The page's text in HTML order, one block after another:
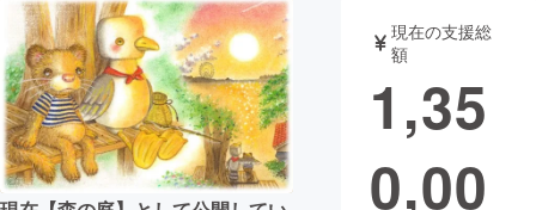
テクノロジー・ガジェット
映像・映画 書籍・雑誌
ビジネス・起業 チャレンジ
現在の支援総
額
1,35
0,00